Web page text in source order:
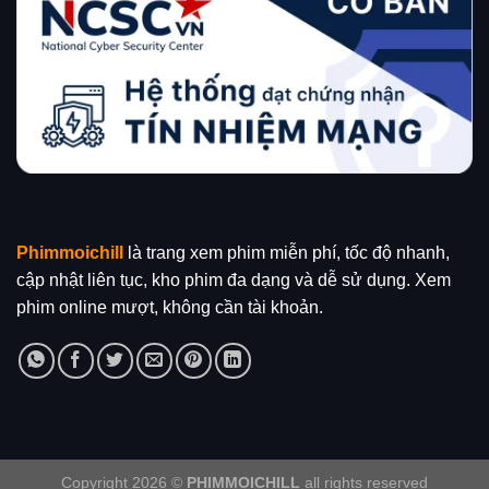
Phimmoichill
là trang xem phim miễn phí, tốc độ nhanh,
cập nhật liên tục, kho phim đa dạng và dễ sử dụng. Xem
phim online mượt, không cần tài khoản.
Copyright 2026 © PHIMMOICHILL all rights reserved